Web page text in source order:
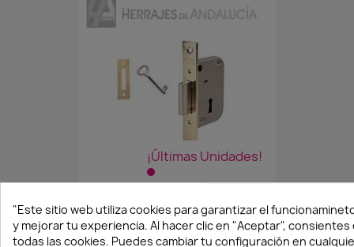
¡Últimas Unidades!
CERRADURA MODELO 2003/40...
17,79 €16,01 €
"Este sitio web utiliza cookies para garantizar el
y mejorar tu experiencia. Al hacer clic en "Aceptar", consientes
todas las cookies. Puedes cambiar tu configuración en